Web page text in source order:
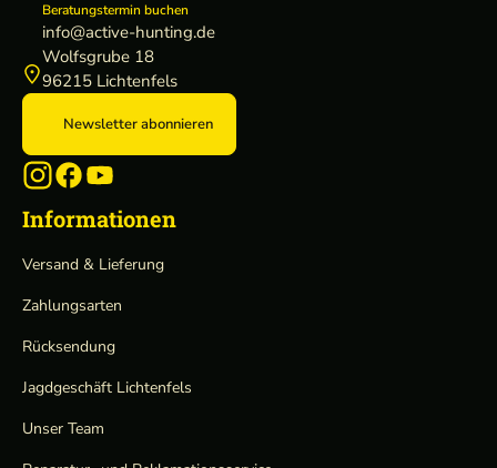
Beratungstermin buchen
info@active-hunting.de
Wolfsgrube 18
96215 Lichtenfels
Newsletter abonnieren
Informationen
Versand & Lieferung
Zahlungsarten
Rücksendung
Jagdgeschäft Lichtenfels
Unser Team